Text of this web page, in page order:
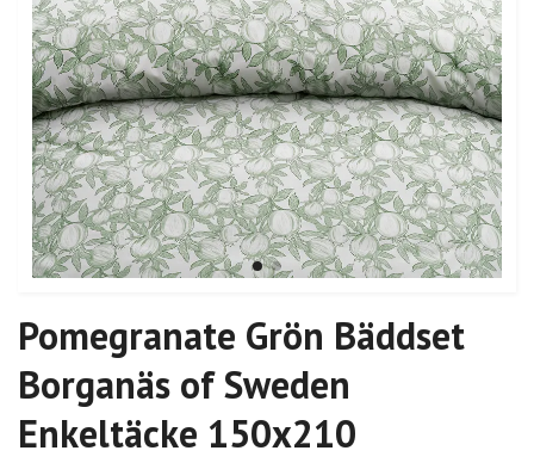
Pomegranate Grön Bäddset
Borganäs of Sweden
Enkeltäcke 150x210